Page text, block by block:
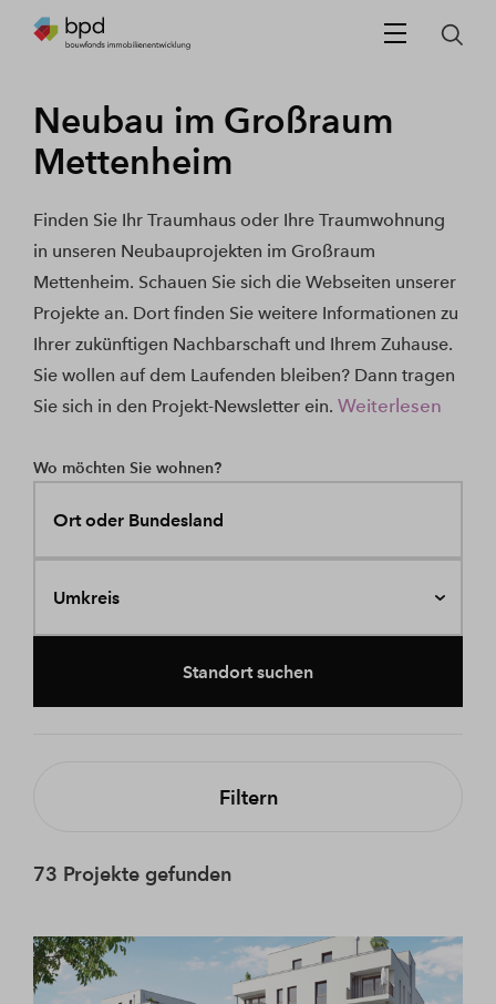
Neubau im Großraum
Mettenheim
Finden Sie Ihr Traumhaus oder Ihre Traumwohnung
in unseren Neubauprojekten im Großraum
Mettenheim. Schauen Sie sich die Webseiten unserer
Projekte an. Dort finden Sie weitere Informationen zu
Ihrer zukünftigen Nachbarschaft und Ihrem Zuhause.
Sie wollen auf dem Laufenden bleiben? Dann tragen
Sie sich in den Projekt-Newsletter ein. Weiterlesen
Wo möchten Sie wohnen?
Ort oder Bundesland
Umkreis
Standort suchen
Filtern
73 Projekte gefunden